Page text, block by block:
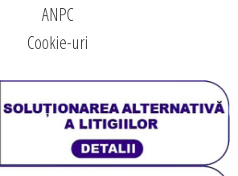
ANPC
Cookie-uri